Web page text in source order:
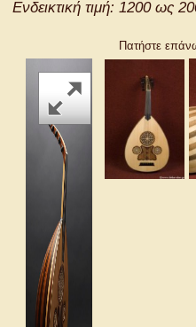
Ενδεικτική τιμή: 1200 ως
Πατήστε